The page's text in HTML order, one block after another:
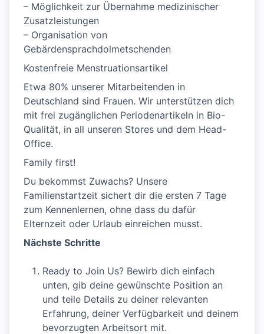
– Möglichkeit zur Übernahme medizinischer
Zusatzleistungen
– Organisation von
Gebärdensprachdolmetschenden
Kostenfreie Menstruationsartikel
Etwa 80% unserer Mitarbeitenden in
Deutschland sind Frauen. Wir unterstützen dich
mit frei zugänglichen Periodenartikeln in Bio-
Qualität, in all unseren Stores und dem Head-
Office.
Family first!
Du bekommst Zuwachs? Unsere
Familienstartzeit sichert dir die ersten 7 Tage
zum Kennenlernen, ohne dass du dafür
Elternzeit oder Urlaub einreichen musst.
Nächste Schritte
Ready to Join Us? Bewirb dich einfach
unten, gib deine gewünschte Position an
und teile Details zu deiner relevanten
Erfahrung, deiner Verfügbarkeit und deinem
bevorzugten Arbeitsort mit.